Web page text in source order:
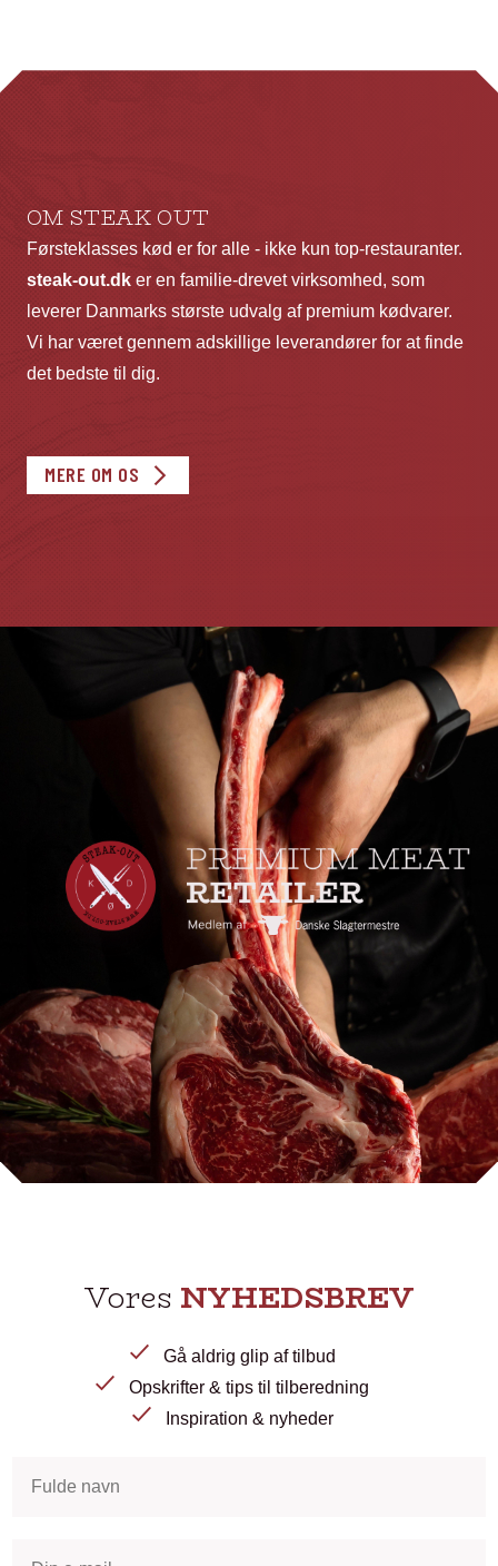
kan
OM STEAK OUT
Førsteklasses kød er for alle - ikke kun top-restauranter.
steak-out.dk er en familie-drevet virksomhed, som
leverer Danmarks største udvalg af premium kødvarer.
Vi har været gennem adskillige leverandører for at finde
det bedste til dig.
MERE OM OS
Vores NYHEDSBREV
Gå aldrig glip af tilbud
Opskrifter & tips til tilberedning
Inspiration & nyheder